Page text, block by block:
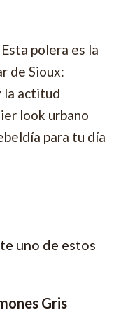
polera es la
de Sioux:
la actitud
look urbano
para tu día
uno de estos
Gris